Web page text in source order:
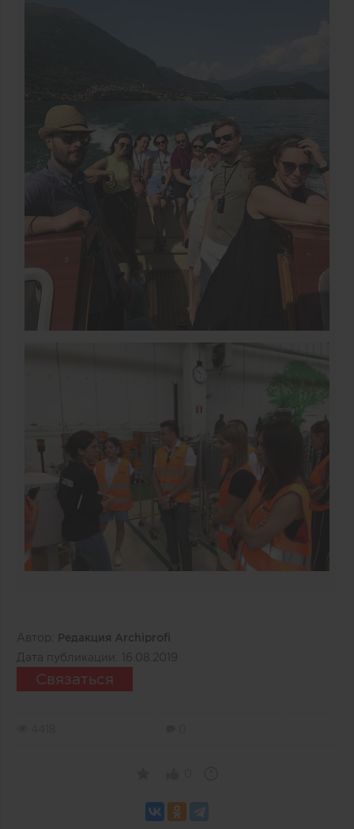
Автор:
Редакция Archiprofi
Дата публикации:
16.08.2019
Связаться